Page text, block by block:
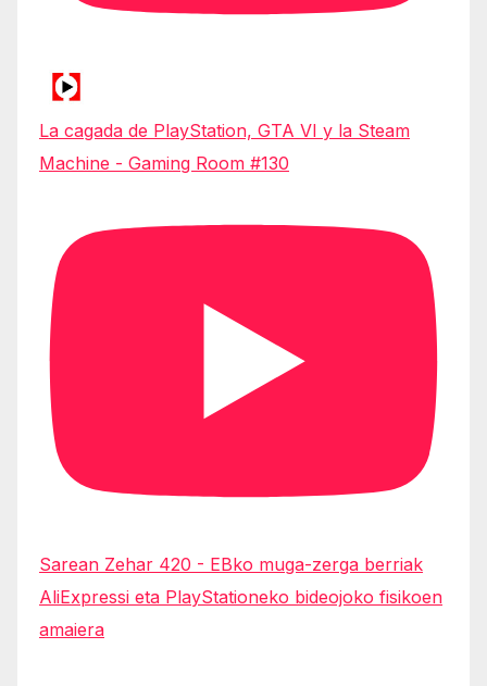
La cagada de PlayStation, GTA VI y la Steam
Machine - Gaming Room #130
Sarean Zehar 420 - EBko muga-zerga berriak
AliExpressi eta PlayStationeko bideojoko fisikoen
amaiera